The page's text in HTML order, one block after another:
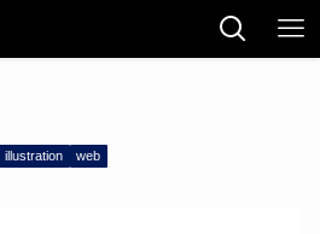
illustration web